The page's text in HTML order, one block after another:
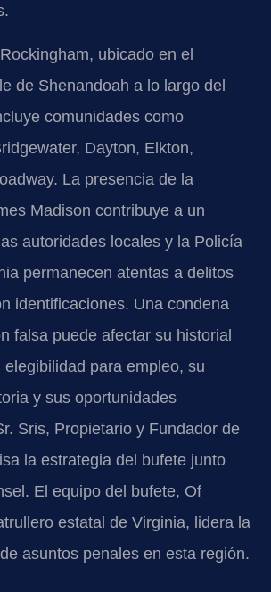
ubicado en el
de Shenandoah a lo largo del
comunidades como
Dayton, Elkton,
La presencia de la
Madison contribuye a un
autoridades locales y la Policía
permanecen atentas a delitos
identificaciones. Una condena
falsa puede afectar su historial
elegibilidad para empleo, su
y sus oportunidades
Sris, Propietario y Fundador de
la estrategia del bufete junto
El equipo del bufete, Of
estatal de Virginia, lidera la
asuntos penales en esta región.